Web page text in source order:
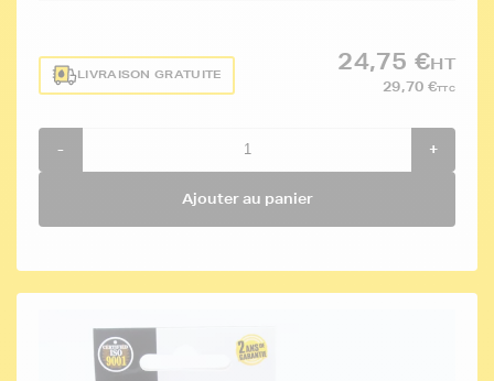
LIVRAISON GRATUITE
24,75 €HT
29,70 €TTC
- +
Ajouter au panier